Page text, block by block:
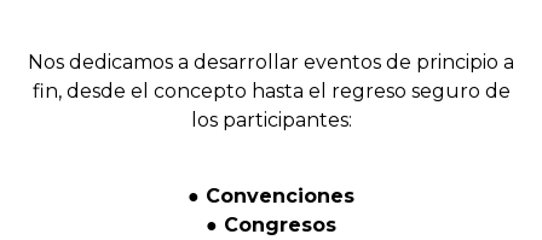
Nos dedicamos a desarrollar eventos de principio a
fin, desde el concepto hasta el regreso seguro de
los participantes:
● Convenciones
● Congresos